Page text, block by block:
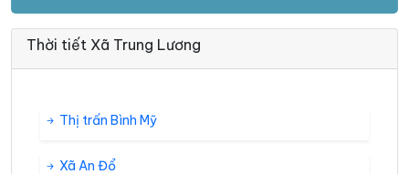
Thời tiết Xã Trung Lương
Thị trấn Bình Mỹ
Xã An Đổ